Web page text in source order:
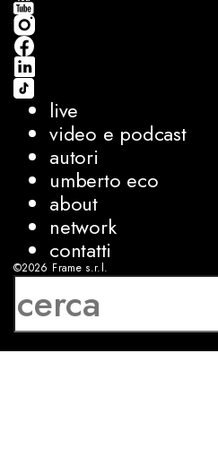
live
video e podcast
autori
umberto eco
about
network
contatti
©2026 Frame s.r.l.
P.IVA 08927250962
sviluppo:Luca Bunino